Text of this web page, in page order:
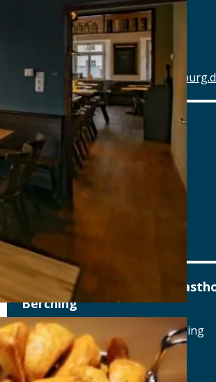
Tel.: Tel.: 0941-4637770
www.hotel-schlachthof-
Alter Wirt
Marktplatz 1, 82031 Grünwald
Tel.: Tel.: 089-6419340
www.alterwirt.de
Altstadthotel, Brauerei-
Berching
Reichenauplatz 22, 92334 Berching
Tel.: Tel.: 08462-1327